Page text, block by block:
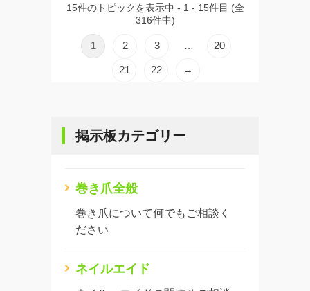
15件のトピックを表示中 - 1 - 15件目 (全
316件中)
1 2 3 20
21 22 →
掲示板カテゴリー
巻き爪全般
巻き爪について何でもご相談く
ださい
ネイルエイド